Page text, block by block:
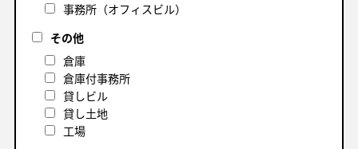
事務所（オフィスビル）
その他
倉庫
倉庫付事務所
貸しビル
貸し土地
工場